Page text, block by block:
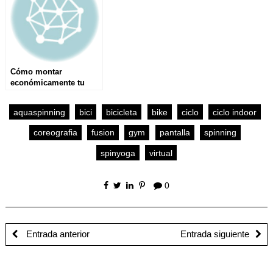
Cómo montar
económicamente tu
aquaspinning bici bicicleta bike ciclo ciclo indoor
coreografia fusion gym pantalla spinning
spinyoga virtual
0
Entrada anterior Entrada siguiente